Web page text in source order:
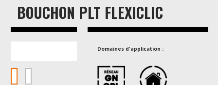
BOUCHON PLT FLEXICLIC
Domaines d'application :